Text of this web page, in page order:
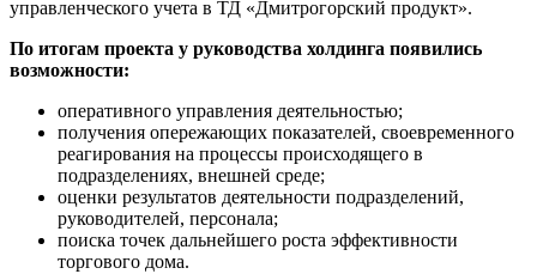
управленческого учета в ТД «Дмитрогорский продукт».
По итогам проекта у руководства холдинга появились
возможности:
оперативного управления деятельностью;
получения опережающих показателей, своевременного
реагирования на процессы происходящего в
подразделениях, внешней среде;
оценки результатов деятельности подразделений,
руководителей, персонала;
поиска точек дальнейшего роста эффективности
торгового дома.